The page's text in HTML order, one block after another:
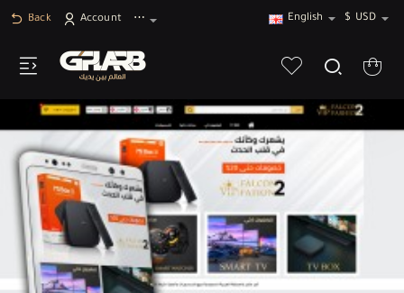
Back Account ⋯ English $ USD